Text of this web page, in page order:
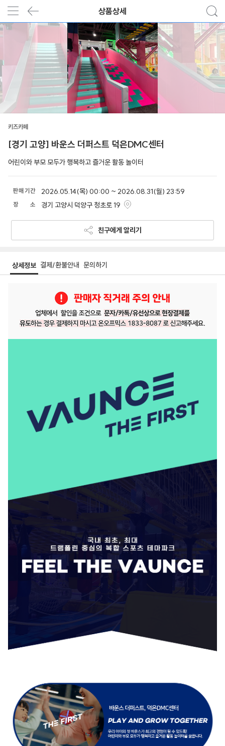
상품상세
키즈카페
[경기 고양] 바운스 더퍼스트 덕은DMC센터
어린이와 부모 모두가 행복하고 즐거운 활동 놀이터
판매 기간 2026.05.14(목) 00:00 ~ 2026.08.31(월) 23:59
장 소 경기 고양시 덕양구 청초로 19
친구에게 알리기
상세정보 결제/환불안내 문의하기